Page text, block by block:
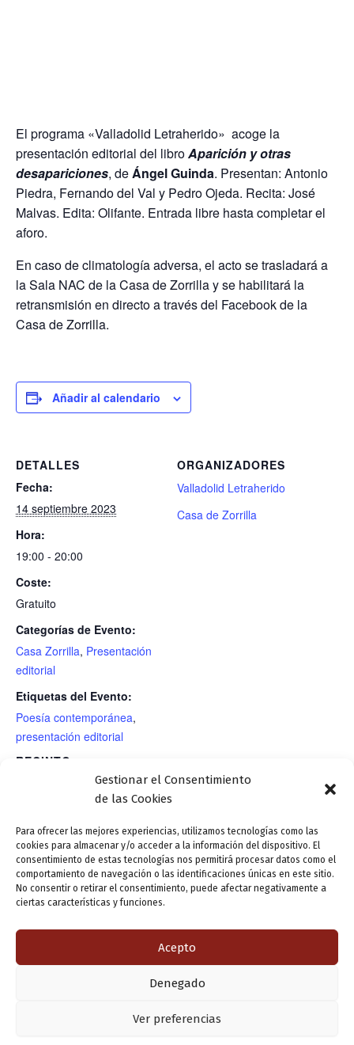
Gestionar el Consentimiento
de las Cookies
Para ofrecer las mejores experiencias, utilizamos tecnologías como las
cookies para almacenar y/o acceder a la información del dispositivo. El
consentimiento de estas tecnologías nos permitirá procesar datos como el
comportamiento de navegación o las identificaciones únicas en este sitio.
No consentir o retirar el consentimiento, puede afectar negativamente a
ciertas características y funciones.
Acepto
Denegado
Ver preferencias
El programa «Valladolid Letraherido» acoge la
presentación editorial del libroAparición y otras
desapariciones, deÁngel Guinda. Presentan: Antonio
Piedra, Fernando del Val y Pedro Ojeda. Recita: José
Malvas. Edita: Olifante. Entrada libre hasta completar el
aforo.
En caso de climatología adversa, el acto se trasladará a
la Sala NAC de la Casa de Zorrilla y se habilitará la
retransmisión en directo a través del Facebook de la
Casa de Zorrilla.
Añadir al calendario
DETALLES
Fecha:
14 septiembre 2023
Hora:
19:00 - 20:00
Coste:
Gratuito
Categorías de Evento:
Casa Zorrilla, Presentación
editorial
Etiquetas del Evento:
Poesía contemporánea,
presentación editorial
RECINTO
Casa de Zorrilla/Jardín romántico
ORGANIZADORES
Valladolid Letraherido
Casa de Zorrilla
Teatro: «El
amante», de Harold
Pinter. Compañía:
¡¡TRASLADADO A SALA «COSSÍO» DE CASA
REVILLA!! Presentación editorial: Manuel Chaves
Nogales. Barbarie y civilización en el siglo XX, de
Copyright © 2026 Valladolid en su titna